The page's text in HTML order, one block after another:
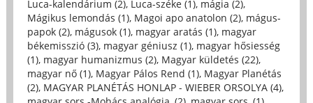
Luca-kalendárium (2), Luca-széke (1), mágia (2),
Mágikus lemondás (1), Magoi apo anatolon (2), mágus-
papok (2), mágusok (1), magyar aratás (1), magyar
békemisszió (3), magyar géniusz (1), magyar hősiesség
(1), magyar humanizmus (2), Magyar küldetés (22),
magyar nő (1), Magyar Pálos Rend (1), Magyar Planétás
(2), MAGYAR PLANÉTÁS HONLAP - WIEBER ORSOLYA (4),